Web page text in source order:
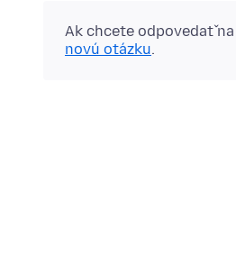
Ak chcete odpovedať
novú otázku.